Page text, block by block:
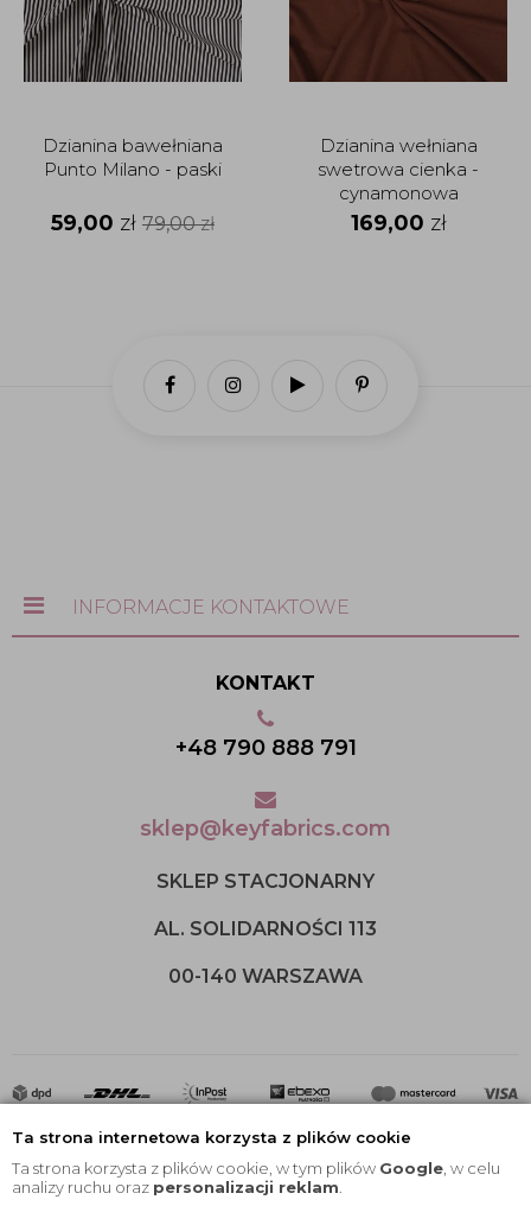
Ta strona internetowa korzysta z plików cookie
Ta strona korzysta z plików cookie, w tym plików Google , w celu
analizy ruchu oraz personalizacji reklam
Dzianina bawełniana
Punto Milano - paski
59,00 zł 79,00zł
Dzianina wełniana
swetrowa cienka -
cynamonowa
169,00 zł
INFORMACJE KONTAKTOWE
KONTAKT
+48 790 888 791
sklep@keyfabrics.com
SKLEP STACJONARNY
AL. SOLIDARNOŚCI 113
00-140 WARSZAWA